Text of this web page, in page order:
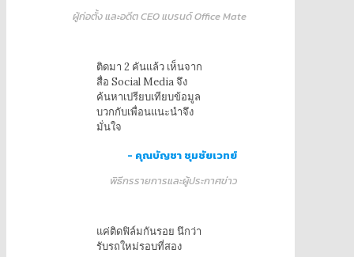
ผู้ก่อตั้ง และอดีต CEO แบรนด์ Office Mate
ติดมา 2 คันแล้ว เห็นจาก
สื่อ Social Media จึง
ค้นหาเปรียบเทียบข้อมูล
บวกกับเพื่อนแนะนำจึง
มั่นใจ
- คุณบัญชา ชุมชัยเวทย์
พิธีกรรายการและผู้ประกาศข่าว
แค่ติดฟิล์มกันรอย นึกว่า
รับรถใหม่รอบที่สอง